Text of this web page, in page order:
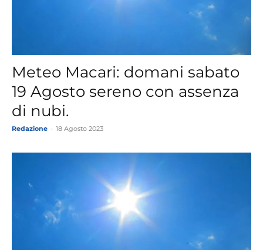
Meteo Macari: domani sabato
19 Agosto sereno con assenza
di nubi.
Redazione 18 Agosto 2023